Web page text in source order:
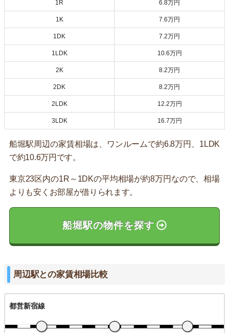
1R 6.8万円
1K 7.6万円
1DK 7.2万円
1LDK 10.6万円
2K 8.2万円
2DK 8.2万円
2LDK 12.2万円
3LDK 16.7万円
船堀駅周辺の家賃相場は、ワンルームで約6.8万円、1LDK
で約10.6万円です。
東京23区内の1R～1DKの平均相場が約8万円なので、相場
よりも安くお部屋が借りられます。
船堀駅の物件を探す
周辺駅との家賃相場比較
都営新宿線